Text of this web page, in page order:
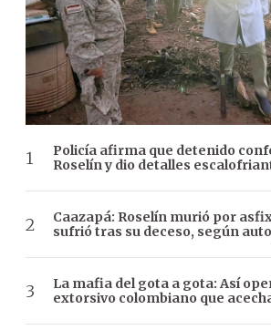
Policía afirma que detenido
Roselín y dio detalles
Caazapá: Roselín murió por
sufrió tras su deceso, según
La mafia del gota a gota: Así
extorsivo colombiano que